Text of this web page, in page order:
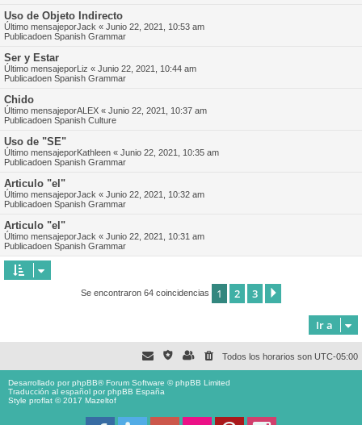
Uso de Objeto Indirecto
Último mensajeporJack « Junio 22, 2021, 10:53 am
Publicadoen Spanish Grammar
Ser y Estar
Último mensajeporLiz « Junio 22, 2021, 10:44 am
Publicadoen Spanish Grammar
Chido
Último mensajeporALEX « Junio 22, 2021, 10:37 am
Publicadoen Spanish Culture
Uso de "SE"
Último mensajeporKathleen « Junio 22, 2021, 10:35 am
Publicadoen Spanish Grammar
Articulo "el"
Último mensajeporJack « Junio 22, 2021, 10:32 am
Publicadoen Spanish Grammar
Articulo "el"
Último mensajeporJack « Junio 22, 2021, 10:31 am
Publicadoen Spanish Grammar
Se encontraron 64 coincidencias 1 2 3
Ir a
Todos los horarios son UTC-05:00
Desarrollado porphpBB® Forum Software © phpBB Limited
Traducción al español porphpBB España
Style proflat © 2017 Mazeltof